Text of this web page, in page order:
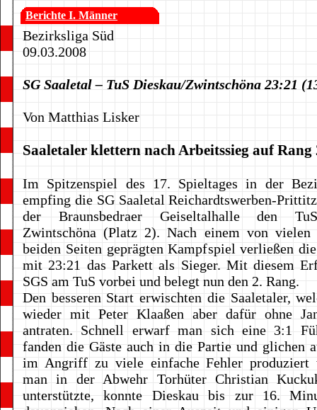
Berichte I. Männer
Bezirksliga Süd
09.03.2008
SG Saaletal – TuS Dieskau/Zwintschöna 23:21
Von Matthias Lisker
Saaletaler klettern nach Arbeitssieg auf Rang
Im Spitzenspiel des 17. Spieltages in der
empfing die SG Saaletal Reichardtswerben-
der Braunsbedraer Geiseltalhalle den
Zwintschöna (Platz 2). Nach einem von vielen
beiden Seiten geprägten Kampfspiel verließen
mit 23:21 das Parkett als Sieger. Mit diesem
SGS am TuS vorbei und belegt nun den 2. Rang.
Den besseren Start erwischten die Saaletaler,
wieder mit Peter Klaaßen aber dafür ohne
antraten. Schnell erwarf man sich eine 3:1
fanden die Gäste auch in die Partie und glichen
im Angriff zu viele einfache Fehler produziert
man in der Abwehr Torhüter Christian
unterstützte, konnte Dieskau bis zur 16.